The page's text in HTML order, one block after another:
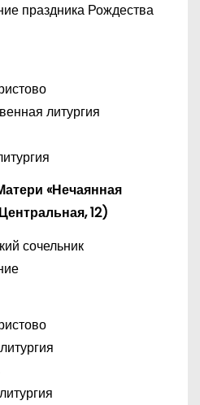
праздника Рождества
литургия
«Нечаянная
12)
сочельник